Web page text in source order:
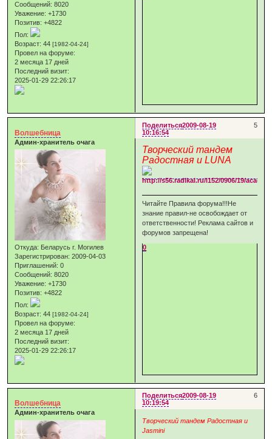
Сообщений: 8020
Уважение: +1730
Позитив: +4822
Пол:
Возраст: 44[1982-04-24]
Провел на форуме:
2 месяца 17 дней
Последний визит:
2025-01-29 22:26:17
Поделиться 5
2009-08-19
10:16:54
Волшебница
Админ-хранитель очага
Откуда: Беларусь г. Могилев
Зарегистрирован: 2009-04-03
Приглашений: 0
Сообщений: 8020
Уважение: +1730
Позитив: +4822
Пол:
Возраст: 44[1982-04-24]
Провел на форуме:
2 месяца 17 дней
Последний визит:
2025-01-29 22:26:17
Творческий тандем
Радостная и LUNA
Читайте Правила форума!!!Не
знание правил-не освобождает от
ответственности! Реклама сайтов и
форумов запрещена!
0
Поделиться 6
2009-08-19
10:19:54
Волшебница
Админ-хранитель очага
Творческий тандем Радостная и
Jasmini